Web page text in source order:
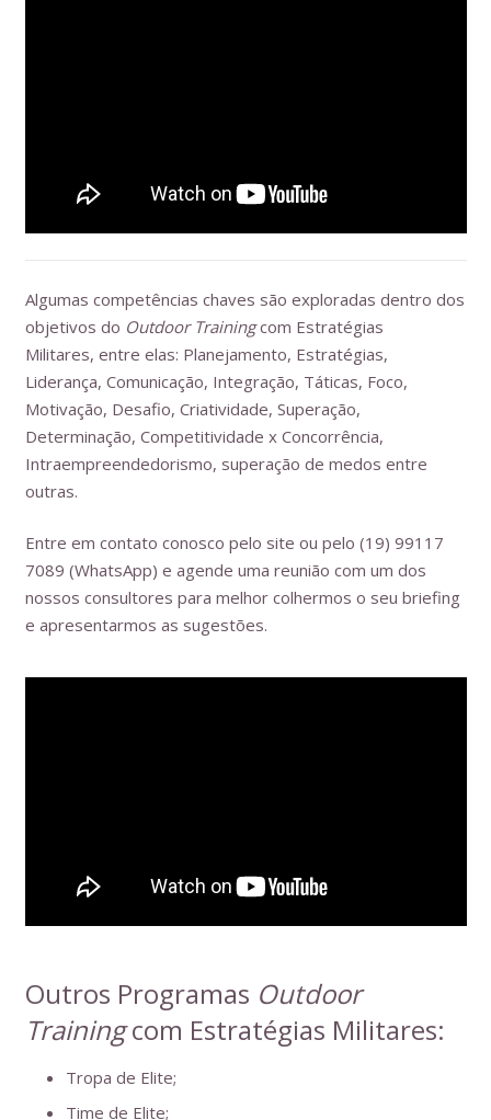
Algumas competências chaves são exploradas dentro dos
objetivos do Outdoor Trainingcom Estratégias
Militares, entre elas: Planejamento, Estratégias,
Liderança, Comunicação, Integração, Táticas, Foco,
Motivação, Desafio, Criatividade, Superação,
Determinação, Competitividade x Concorrência,
Intraempreendedorismo, superação de medos entre
outras.
Entre em contato conosco pelo site ou pelo (19) 99117
7089 (WhatsApp) e agende uma reunião com um dos
nossos consultores para melhor colhermos o seu briefing
e apresentarmos as sugestões.
Outros Programas Outdoor
Trainingcom Estratégias Militares:
Tropa de Elite;
Time de Elite;